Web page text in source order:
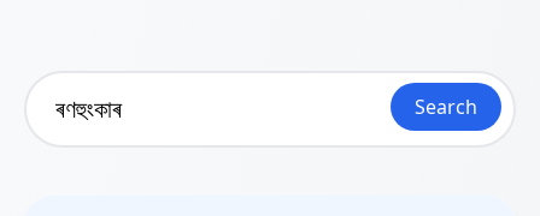
Search